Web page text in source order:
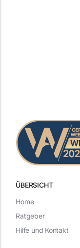
ÜBERSICHT
Home
Ratgeber
Hilfe und Kontakt